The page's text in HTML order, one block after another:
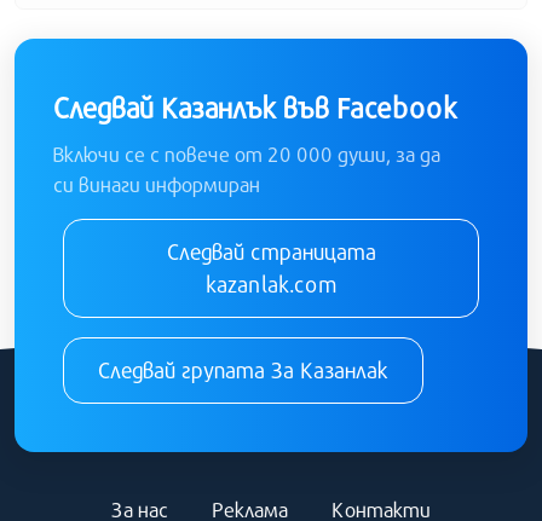
Следвай Казанлък във Facebook
Включи се с повече от 20 000 души, за да
си винаги информиран
Следвай страницата
kazanlak.com
Следвай групата За Казанлак
За нас Реклама Контакти